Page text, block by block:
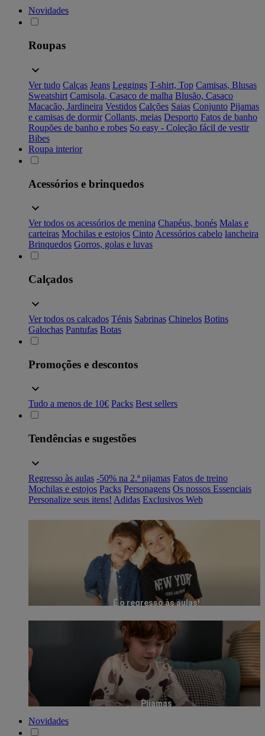
Novidades
Roupas
Ver tudo Calças Jeans Leggings T-shirt, Top Camisas, Blusas
Sweatshirt Camisola, Casaco de malha Blusão, Casaco
Macacão, Jardineira Vestidos Calções Saias Conjunto Pijamas
e camisas de dormir Collants, meias Desporto Fatos de banho
Roupões de banho e robes So easy - Coleção fácil de vestir
Bibes
Roupa interior
Acessórios e brinquedos
Ver todos os acessórios de menina Chapéus, bonés Malas e
carteiras Mochilas e estojos Cinto Acessórios cabelo lancheira
Brinquedos Gorros, golas e luvas
Calçados
Ver todos os calçados Ténis Sabrinas Chinelos Botins
Galochas Pantufas Botas
Promoções e descontos
Tudo a menos de 10€ Packs Best sellers
Tendências e sugestões
Regresso às aulas -50% na 2.ª pijamas Fatos de treino
Mochilas e estojos Packs Personagens Os nossos Essenciais
Personalize seus itens! Adidas Exclusivos Web
É o regresso às aulas!
Pijamas
Novidades